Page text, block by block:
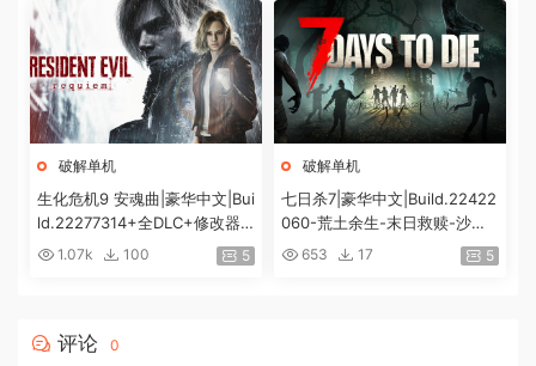
破解单机
生化危机9 安魂曲|豪华中文|Bui
ld.22277314+全DLC+修改器|
解压即撸|[74G/百度]
1.07k 100 5
破解单机
七日杀7|豪华中文|Build.22422
060-荒土余生-末日救赎-沙盒
+全DLC|解压即撸|
653 17 5
评论 0